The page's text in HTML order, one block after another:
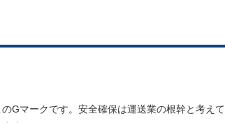
Gマークです。安全確保は運送業の根幹と考えて